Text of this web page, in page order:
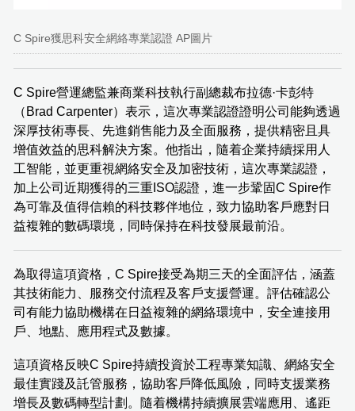
C Spire獲思科安全網絡專業認證 AP圖片
C Spire營運總監兼商業科技執行副總裁布拉德·卡彭特
（Brad Carpenter）表示，這次專業認證證明公司能夠透過
深厚技術專長、先進銷售能力及全面服務，提供精密且具
增值效益的思科解決方案。他指出，隨着企業持續採用人
工智能，並更重視網絡安全及加密技術，這次專業認證，
加上公司近期獲得的三重ISO認證，進一步鞏固C Spire作
為可靠及值得信賴的科技夥伴地位，致力協助客戶應對日
益複雜的數碼環境，同時保持在科技發展最前沿。
為取得這項資格，C Spire接受為期三天的全面評估，涵蓋
其技術能力、服務交付流程及客戶支援營運。評估確認公
司有能力協助機構在日益複雜的網絡環境中，安全連接用
戶、地點、應用程式及數據。
這項資格反映C Spire持續投資於工程專業知識、網絡安全
最佳實踐及託管服務，協助客戶降低風險，同時支援業務
增長及數碼轉型計劃。隨着機構持續擴展雲端應用、遙距